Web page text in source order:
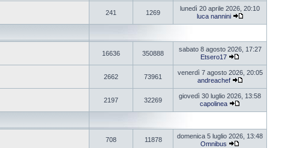
241 1269
lunedì 20 aprile 2026, 20:10
luca nannini
16636 350888
sabato 8 agosto 2026, 17:27
Etsero17
2662 73961
venerdì 7 agosto 2026, 20:05
andreachef
2197 32269
giovedì 30 luglio 2026, 13:58
capolinea
708 11878
domenica 5 luglio 2026, 13:48
Omnibus